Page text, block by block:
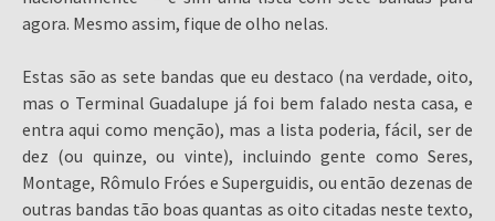
agora. Mesmo assim, fique de olho nelas.
Estas são as sete bandas que eu destaco (na verdade, oito,
mas o Terminal Guadalupe já foi bem falado nesta casa, e
entra aqui como menção), mas a lista poderia, fácil, ser de
dez (ou quinze, ou vinte), incluindo gente como Seres,
Montage, Rômulo Fróes e Superguidis, ou então dezenas de
outras bandas tão boas quantas as oito citadas neste texto,